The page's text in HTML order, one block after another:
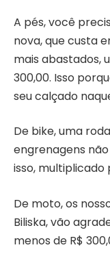
A pés, você
nova, que custa
mais abastados,
300,00. Isso
seu calçado
De bike, uma
engrenagens
isso, multiplicado
De moto, os
Biliska, vão
menos de R$